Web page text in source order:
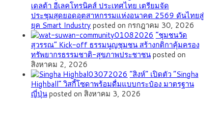
เดลต้า อีเลคโทรนิคส์ ประเทศไทย เตรียมจัด
ประชุมสุดยอดอุตสาหกรรมแห่งอนาคต 2569 ดันไทยสู่
ยุค Smart Industryposted on กรกฎาคม 30, 2026
”ชุมชนวัด
สุวรรณ” Kick-off ธรรมนูญชุมชน สร้างกติกาคุ้มครอง
ทรัพยากรธรรมชาติ-สุขภาพประชาชนposted on
สิงหาคม 2, 2026
“สิงห์” เปิดตัว “Singha
Highball” วิสกี้โซดาพร้อมดื่มแบบกระป๋อง มาตรฐาน
ญี่ปุ่นposted on สิงหาคม 3, 2026